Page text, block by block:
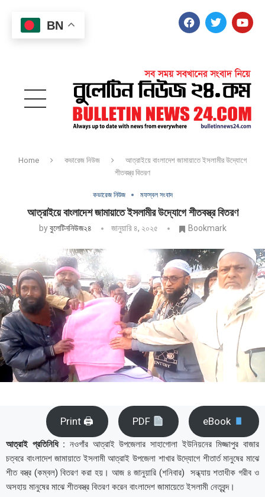
BN
Home কভারেজ নিউজ
আত্রাইয়ে বাংলাদেশ জামায়াতে ইসলামীর উদ্যোগে
শীতবস্ত্র বিতরণ
কভারেজ নিউজ মফস্বল সংবাদ
আত্রাইয়ে বাংলাদেশ জামায়াতে ইসলামীর উদ্যোগে শীতবস্ত্র বিতরণ
byবুলেটিননিউজ২৪ জানুয়ারি ৪, ২০২৫ Bookmark
Print 🖨 PDF eBook
আত্রাই প্রতিনিধি : নওগাঁর আত্রাই উপজেলার সাহাগোলা ইউনিয়নের মিজ্জাপুর বাজার
চত্বরে বাংলাদেশ জামায়াতে ইসলামী আত্রাই উপজেলা শাখার উদ্যোগে শীতার্ত মানুষের মাঝে
শীত বস্ত্র (কম্বল) বিতরণ করা হয়। আজ ৪ জানুয়ারি (শনিবার) সন্ধ্যায় শতাধীক গরীব ও
অসহায় মানুষের মাঝে শীতবস্ত্র বিতরণ করেন বাংলাদেশ জামায়েতে ইসলামী নেতৃবৃন্দ।